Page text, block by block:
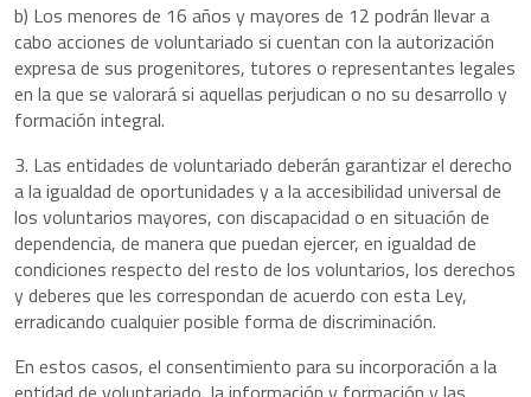
b) Los menores de 16 años y mayores de 12 podrán llevar a
cabo acciones de voluntariado si cuentan con la autorización
expresa de sus progenitores, tutores o representantes legales
en la que se valorará si aquellas perjudican o no su desarrollo y
formación integral.
3. Las entidades de voluntariado deberán garantizar el derecho
a la igualdad de oportunidades y a la accesibilidad universal de
los voluntarios mayores, con discapacidad o en situación de
dependencia, de manera que puedan ejercer, en igualdad de
condiciones respecto del resto de los voluntarios, los derechos
y deberes que les correspondan de acuerdo con esta Ley,
erradicando cualquier posible forma de discriminación.
En estos casos, el consentimiento para su incorporación a la